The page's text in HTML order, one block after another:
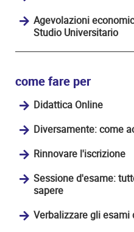
Agevolazioni
Studio Universitario
come fare per
Didattica Online
Diversamente: come
Rinnovare l'iscrizione
Sessione d'esame:
sapere
Verbalizzare gli esami